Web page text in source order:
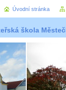
škola
Úvodní stránka